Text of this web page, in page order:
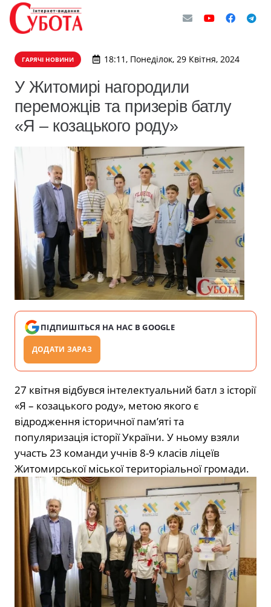
ГАРЯЧІ НОВИНИ 18:11, Понеділок, 29 Квітня, 2024
У Житомирі нагородили
переможців та призерів батлу
«Я – козацького роду»
ПІДПИШІТЬСЯ НА НАС В GOOGLE
ДОДАТИ ЗАРАЗ
27 квітня відбувся інтелектуальний батл з історії
«Я – козацького роду», метою якого є
відродження історичної пам’яті та
популяризація історії України. У ньому взяли
участь 23 команди учнів 8-9 класів ліцеїв
Житомирської міської територіальної громади.